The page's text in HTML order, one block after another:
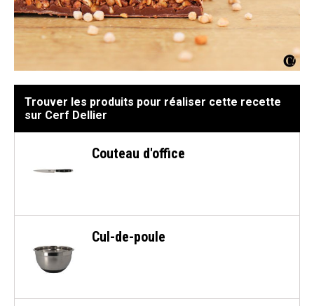
Trouver les produits pour réaliser cette recette
sur Cerf Dellier
Couteau d'office
Cul-de-poule